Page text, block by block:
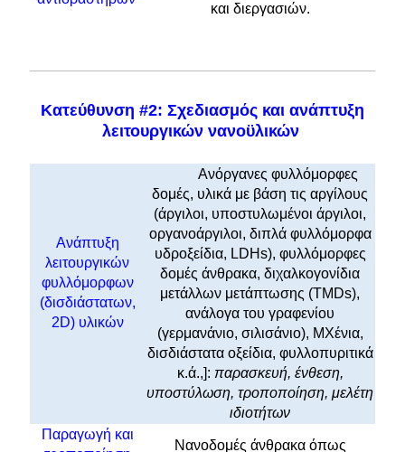
και διεργασιών.
Κατεύθυνση #2: Σχεδιασμός και ανάπτυξη
λειτουργικών νανοϋλικών
Ανάπτυξη
λειτουργικών
φυλλόμορφων
(δισδιάστατων,
2D) υλικών
Ανόργανες φυλλόμορφες
δομές, υλικά με βάση τις αργίλους
(άργιλοι, υποστυλωμένοι άργιλοι,
οργανοάργιλοι, διπλά φυλλόμορφα
υδροξείδια, LDHs), φυλλόμορφες
δομές άνθρακα, διχαλκογονίδια
μετάλλων μετάπτωσης (TMDs),
ανάλογα του γραφενίου
(γερμανάνιο, σιλισάνιο), MXένια,
δισδιάστατα οξείδια, φυλλοπυριτικά
κ.ά.,]: παρασκευή, ένθεση,
υποστύλωση, τροποποίηση, μελέτη
ιδιοτήτων
Παραγωγή και
Νανοδομές άνθρακα όπως